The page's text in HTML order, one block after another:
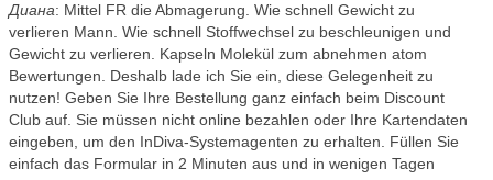
Диана: Mittel FR die Abmagerung. Wie schnell Gewicht zu
verlieren Mann. Wie schnell Stoffwechsel zu beschleunigen und
Gewicht zu verlieren. Kapseln Molekül zum abnehmen atom
Bewertungen. Deshalb lade ich Sie ein, diese Gelegenheit zu
nutzen! Geben Sie Ihre Bestellung ganz einfach beim Discount
Club auf. Sie müssen nicht online bezahlen oder Ihre Kartendaten
eingeben, um den InDiva-Systemagenten zu erhalten. Füllen Sie
einfach das Formular in 2 Minuten aus und in wenigen Tagen